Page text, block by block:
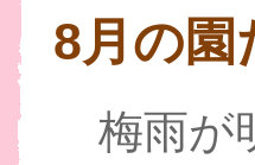
8月の園
梅雨が